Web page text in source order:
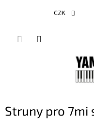
CZK
Struny pro 7mi